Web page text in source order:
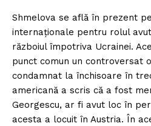
Shmelova se află în prezent
internaționale pentru rolul
războiul împotriva Ucrainei.
punct comun un controversat
condamnat la închisoare în
americană a scris că a fost
Georgescu, ar fi avut loc în
acesta a locuit în Austria. În